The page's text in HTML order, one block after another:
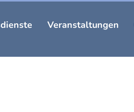
Veranstaltungen